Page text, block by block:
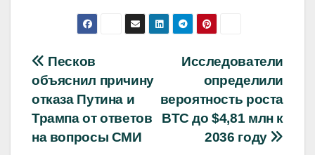
Навигация
по
записям
Исследователи
определили
вероятность роста
BTC до $4,81 млн к
2036 году
Песков
объяснил причину
отказа Путина и
Трампа от ответов
на вопросы СМИ